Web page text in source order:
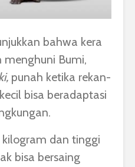
bahwa kera
menghuni Bumi,
punah ketika rekan-
bisa beradaptasi
dan tinggi
bisa bersaing